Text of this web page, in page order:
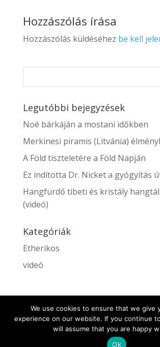
Hozzászólás írása
Hozzászólás küldéséhez be kell
Legutóbbi bejegyzések
Noé bárkáján a mostani időkben
Merkinesi piramis (Litvánia)
A Föld tiszteletére a Föld Napján
Ez indította Dr. Nicket a gyógyítás
Hangfürdő tibeti és kristály
(videó)
Kategóriák
Etherikos
videó
WebshopCompany ltd -
We use cookies to ensure that we give
experience on our website. If you continue
will assume that you are happy
Ok